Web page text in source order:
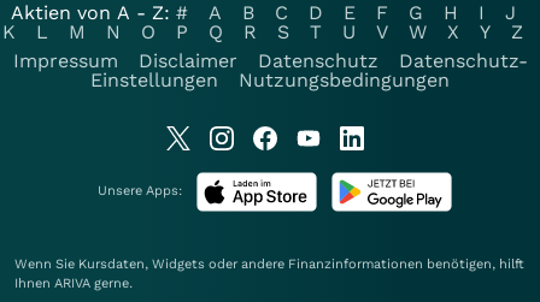
Aktien von A - Z: # A B C D E F G H I
J
K
L M N O P Q R S T U V W X Y
Z
Impressum
Disclaimer Datenschutz
Datenschutz-
Einstellungen
Nutzungsbedingungen
Unsere Apps:
Wenn Sie Kursdaten, Widgets oder andere Finanzinformationen benötigen, hilft
Ihnen ARIVA gerne.